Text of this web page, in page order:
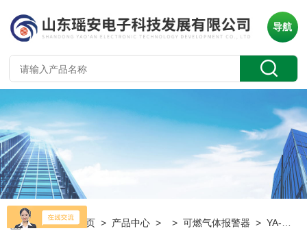
导航
当前位置：首页 > 产品中心 > >可燃气体报警器 > YA-D400甲烷可燃气体探测器